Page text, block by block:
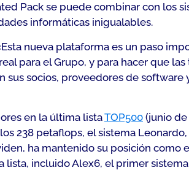
Pack se puede combinar con los
informáticas inigualables.
nueva plataforma es un paso
para el Grupo, y para hacer que
socios, proveedores de software
en la última listaTOP500 (junio
238 petaflops, el sistema
ha mantenido su posición
incluido Alex6, el primer